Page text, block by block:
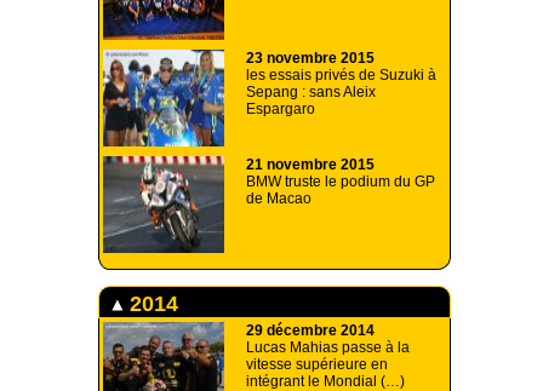
23 novembre 2015
les essais privés de Suzuki à
Sepang : sans Aleix
Espargaro
21 novembre 2015
BMW truste le podium du GP
de Macao
2014
29 décembre 2014
Lucas Mahias passe à la
vitesse supérieure en
intégrant le Mondial (…)